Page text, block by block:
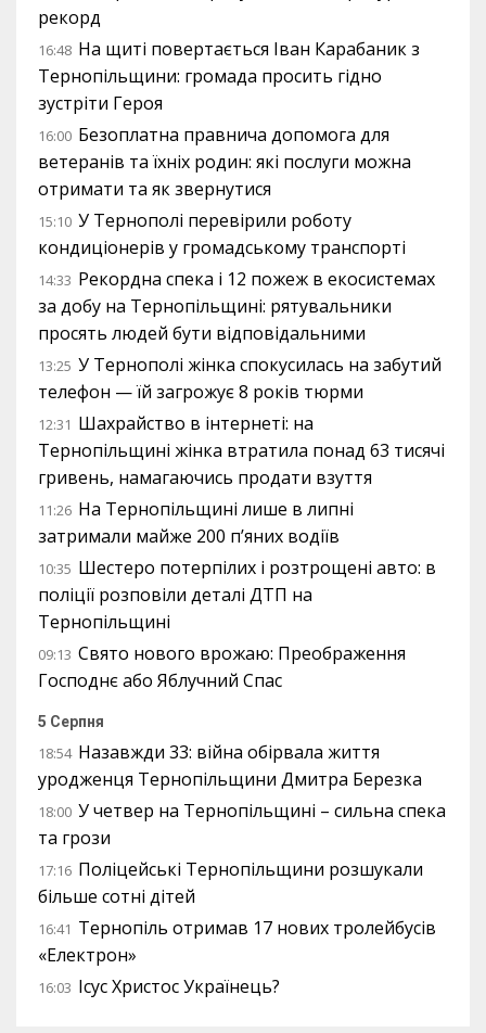
рекорд
16:48 На щиті повертається Іван Карабаник з
Тернопільщини: громада просить гідно
зустріти Героя
16:00 Безоплатна правнича допомога для
ветеранів та їхніх родин: які послуги можна
отримати та як звернутися
15:10 У Тернополі перевірили роботу
кондиціонерів у громадському транспорті
14:33 Рекордна спека і 12 пожеж в екосистемах
за добу на Тернопільщині: рятувальники
просять людей бути відповідальними
13:25 У Тернополі жінка спокусилась на забутий
телефон — їй загрожує 8 років тюрми
12:31 Шахрайство в інтернеті: на
Тернопільщині жінка втратила понад 63 тисячі
гривень, намагаючись продати взуття
11:26 На Тернопільщині лише в липні
затримали майже 200 п’яних водіїв
10:35 Шестеро потерпілих і розтрощені авто: в
поліції розповіли деталі ДТП на
Тернопільщині
09:13 Свято нового врожаю: Преображення
Господнє або Яблучний Спас
5 Серпня
18:54 Назавжди 33: війна обірвала життя
уродженця Тернопільщини Дмитра Березка
18:00 У четвер на Тернопільщині – сильна спека
та грози
17:16 Поліцейські Тернопільщини розшукали
більше сотні дітей
16:41 Тернопіль отримав 17 нових тролейбусів
«Електрон»
16:03 Ісус Христос Українець?